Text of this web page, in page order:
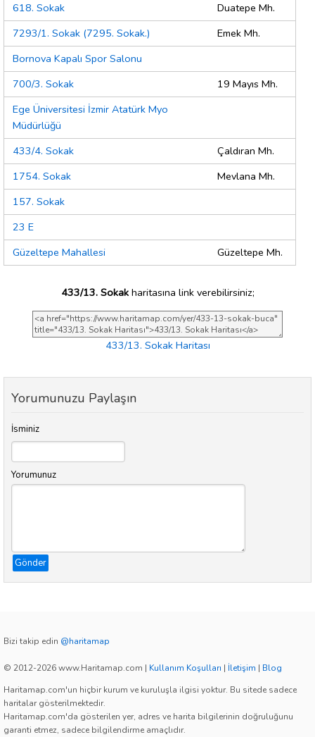
618. Sokak
Duatepe Mh.
7293/1. Sokak (7295. Sokak.)
Emek Mh.
Bornova Kapalı Spor Salonu
700/3. Sokak
19 Mayıs Mh.
Ege Üniversitesi İzmir Atatürk Myo
Müdürlüğü
433/4. Sokak
Çaldıran Mh.
1754. Sokak
Mevlana Mh.
157. Sokak
23 E
Güzeltepe Mahallesi
Güzeltepe Mh.
433/13. Sokakharitasına link verebilirsiniz;
433/13. Sokak Haritası
Yorumunuzu Paylaşın
İsminiz
Yorumunuz
Gönder
Bizi takip edin @haritamap
© 2012-2026 www.Haritamap.com | Kullanım Koşulları | İletişim | Blog
Haritamap.com'un hiçbir kurum ve kuruluşla ilgisi yoktur. Bu sitede sadece
haritalar gösterilmektedir.
Haritamap.com'da gösterilen yer, adres ve harita bilgilerinin doğruluğunu
garanti etmez, sadece bilgilendirme amaçlıdır.